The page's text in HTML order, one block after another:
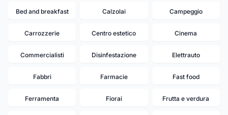
Bed and breakfast Calzolai Campeggio
Carrozzerie Centro estetico Cinema
Commercialisti Disinfestazione Elettrauto
Fabbri Farmacie Fast food
Ferramenta Fiorai Frutta e verdura